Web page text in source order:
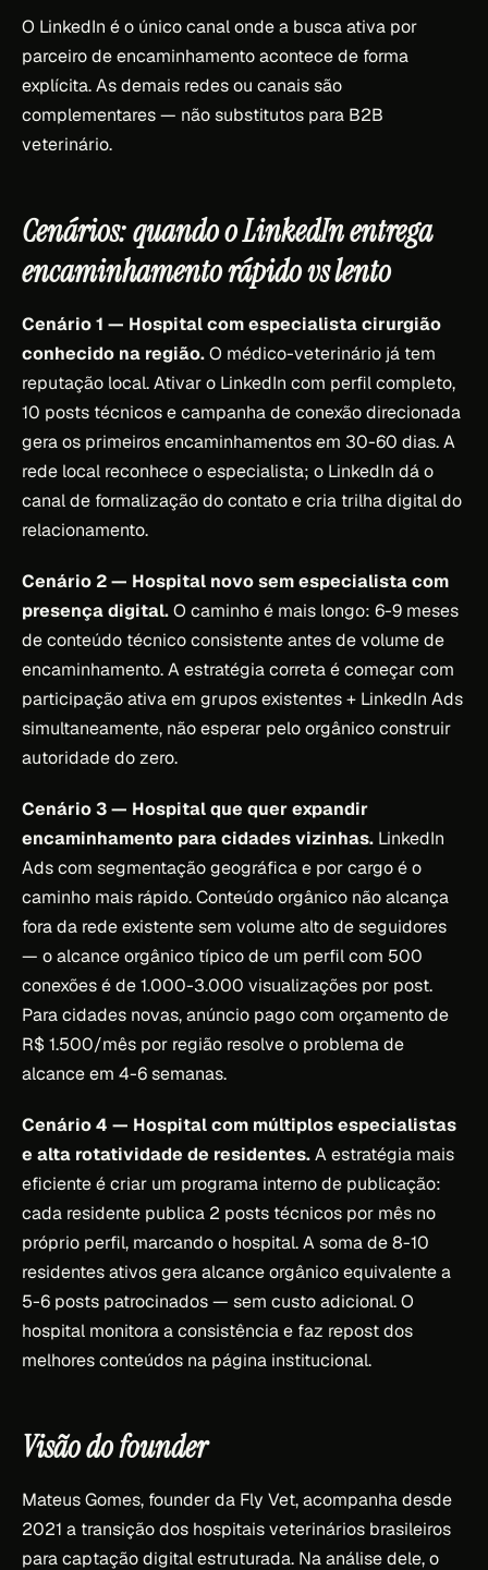
O LinkedIn é o único canal onde a busca ativa por
parceiro de encaminhamento acontece de forma
explícita. As demais redes ou canais são
complementares — não substitutos para B2B
veterinário.
Cenários: quando o LinkedIn entrega
encaminhamento rápido vs lento
Cenário 1 — Hospital com especialista cirurgião
conhecido na região.O médico-veterinário já tem
reputação local. Ativar o LinkedIn com perfil completo,
10 posts técnicos e campanha de conexão direcionada
gera os primeiros encaminhamentos em 30-60 dias. A
rede local reconhece o especialista; o LinkedIn dá o
canal de formalização do contato e cria trilha digital do
relacionamento.
Cenário 2 — Hospital novo sem especialista com
presença digital.O caminho é mais longo: 6-9 meses
de conteúdo técnico consistente antes de volume de
encaminhamento. A estratégia correta é começar com
participação ativa em grupos existentes + LinkedIn Ads
simultaneamente, não esperar pelo orgânico construir
autoridade do zero.
Cenário 3 — Hospital que quer expandir
encaminhamento para cidades vizinhas. LinkedIn
Ads com segmentação geográfica e por cargo é o
caminho mais rápido. Conteúdo orgânico não alcança
fora da rede existente sem volume alto de seguidores
— o alcance orgânico típico de um perfil com 500
conexões é de 1.000-3.000 visualizações por post.
Para cidades novas, anúncio pago com orçamento de
R$ 1.500/mês por região resolve o problema de
alcance em 4-6 semanas.
Cenário 4 — Hospital com múltiplos especialistas
e alta rotatividade de residentes.A estratégia mais
eficiente é criar um programa interno de publicação:
cada residente publica 2 posts técnicos por mês no
próprio perfil, marcando o hospital. A soma de 8-10
residentes ativos gera alcance orgânico equivalente a
5-6 posts patrocinados — sem custo adicional. O
hospital monitora a consistência e faz repost dos
melhores conteúdos na página institucional.
Visão do founder
Mateus Gomes, founder da Fly Vet, acompanha desde
2021 a transição dos hospitais veterinários brasileiros
para captação digital estruturada. Na análise dele, o